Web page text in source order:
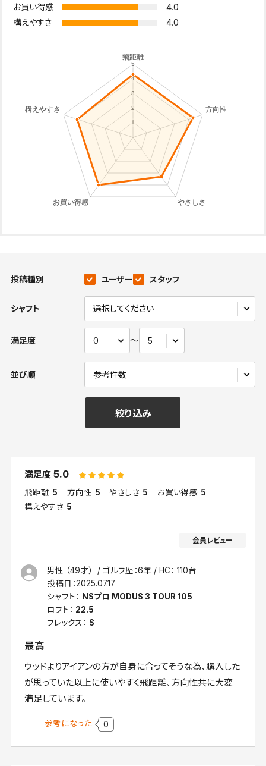
お買い得感 4.0
構えやすさ 4.0
投稿種別 ユーザー スタッフ
シャフト
満足度 〜
並び順
絞り込み
満足度5.0
飛距離 5 方向性 5 やさしさ 5 お買い得感 5
構えやすさ 5
男性 （49才） ゴルフ歴：6年
HC： 110台
投稿日：2025.07.17
シャフト： NSプロ MODUS 3 TOUR 105
ロフト： 22.5
フレックス： S
最高
ウッドよりアイアンの方が自身に合ってそうな為、購入した
が思っていた以上に使いやすく飛距離、方向性共に大変
満足しています。
参考になった 0